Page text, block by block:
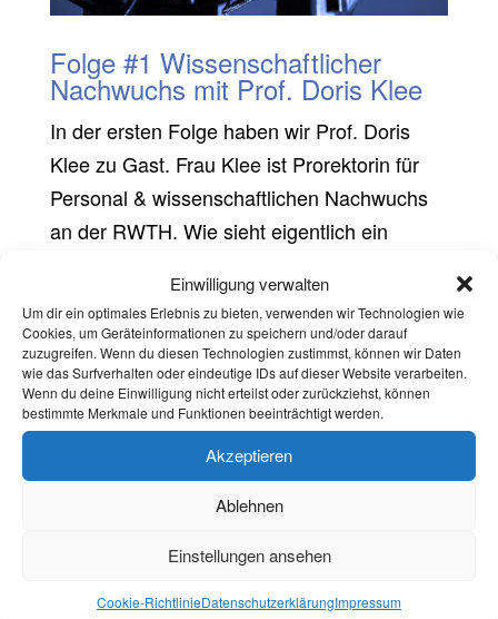
Einwilligung verwalten
Um dir ein optimales Erlebnis zu bieten, verwenden wir Technologien wie
Cookies, um Geräteinformationen zu speichern und/oder darauf
zuzugreifen. Wenn du diesen Technologien zustimmst, können wir Daten
wie das Surfverhalten oder eindeutige IDs auf dieser Website verarbeiten.
Wenn du deine Einwilligung nicht erteilst oder zurückziehst, können
bestimmte Merkmale und Funktionen beeinträchtigt werden.
Akzeptieren
Ablehnen
Einstellungen ansehen
Cookie-RichtlinieDatenschutzerklärungImpressum
Folge #1 Wissenschaftlicher
Nachwuchs mit Prof. Doris Klee
In der ersten Folge haben wir Prof. Doris
Klee zu Gast. Frau Klee ist Prorektorin für
Personal & wissenschaftlichen Nachwuchs
an der RWTH. Wie sieht eigentlich ein
aus? Welche Möglichkeiten bestehen nach
einer Promotion? Wie kann mehr Diversität
bei Professuren erreicht werden? Auf diese
und weitere Fragen gehen wir in unserer
ersten Folge ein.
Jetzt reinhören!